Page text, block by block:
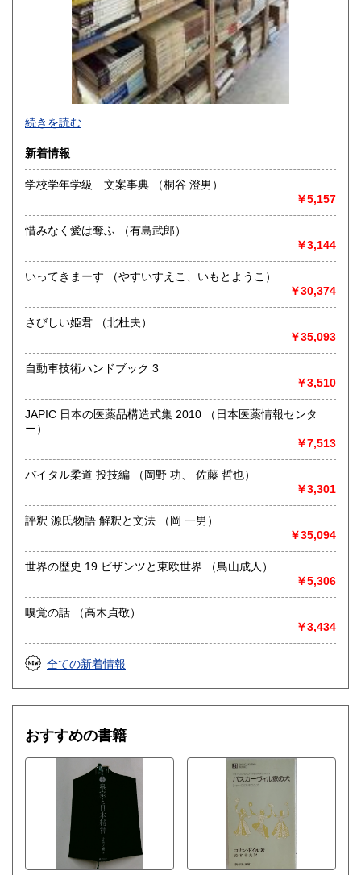
-
沿線名：-
最寄駅：-
営業時間：-
定休日：-
書籍の買取について
取り扱い分野
総記、哲学宗教、歴史、社会科学、自然科学、美術工芸、国
語国文、外国文学、古典籍、近代文献、趣味、外国書、サブ
カルチャー、古書一般（その他）
続きを読む
新着情報
学校学年学級 文案事典 （桐谷 澄男）
￥5,157
惜みなく愛は奪ふ （有島武郎）
￥3,144
いってきまーす （やすいすえこ、いもとようこ）
￥30,374
さびしい姫君 （北杜夫）
￥35,093
自動車技術ハンドブック 3
￥3,510
JAPIC 日本の医薬品構造式集 2010 （日本医薬情報センタ
ー）
￥7,513
バイタル柔道 投技編 （岡野 功、 佐藤 哲也）
￥3,301
評釈 源氏物語 解釈と文法 （岡 一男）
￥35,094
世界の歴史 19 ビザンツと東欧世界 （鳥山成人）
￥5,306
嗅覚の話 （高木貞敬）
￥3,434
全ての新着情報
おすすめの書籍